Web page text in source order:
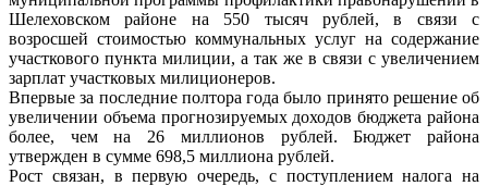
Шелеховском районе на 550 тысяч рублей, в связи с
возросшей стоимостью коммунальных услуг на содержание
участкового пункта милиции, а так же в связи с увеличением
зарплат участковых милиционеров.
Впервые за последние полтора года было принято решение об
увеличении объема прогнозируемых доходов бюджета района
более, чем на 26 миллионов рублей. Бюджет района
утвержден в сумме 698,5 миллиона рублей.
Рост связан, в первую очередь, с поступлением налога на